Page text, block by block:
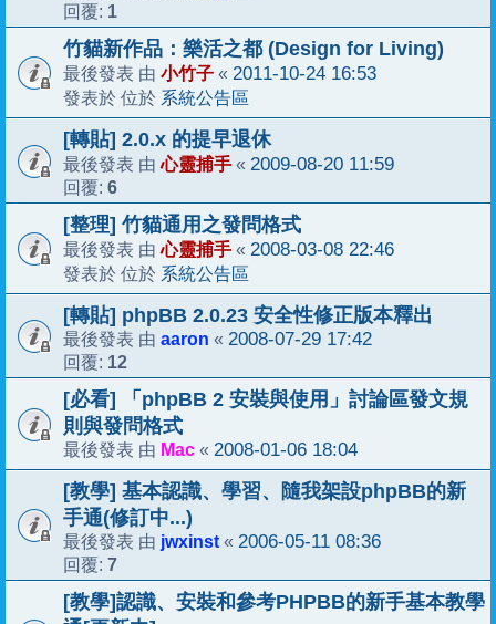
回覆: 1
竹貓新作品：樂活之都 (Design for Living)
最後發表 由 小竹子 « 2011-10-24 16:53
發表於 位於 系統公告區
[轉貼] 2.0.x 的提早退休
最後發表 由心靈捕手 « 2009-08-20 11:59
回覆: 6
[整理] 竹貓通用之發問格式
最後發表 由心靈捕手 « 2008-03-08 22:46
發表於 位於 系統公告區
[轉貼] phpBB 2.0.23 安全性修正版本釋出
最後發表 由 aaron « 2008-07-29 17:42
回覆: 12
[必看] 「phpBB 2 安裝與使用」討論區發文規
則與發問格式
最後發表 由 Mac « 2008-01-06 18:04
[教學] 基本認識、學習、隨我架設phpBB的新
手通(修訂中...)
最後發表 由 jwxinst « 2006-05-11 08:36
回覆: 7
[教學]認識、安裝和參考PHPBB的新手基本教學